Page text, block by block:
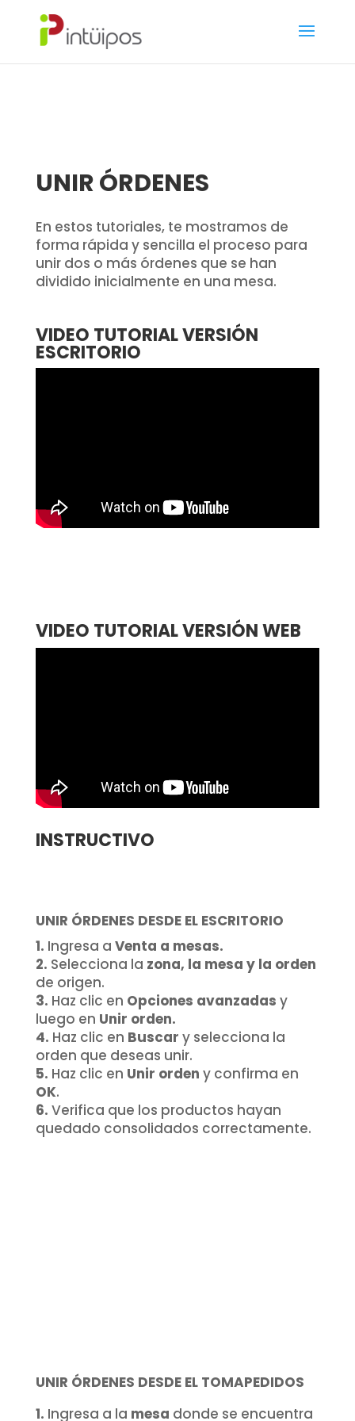
UNIR ÓRDENES
En estos tutoriales, te mostramos de
forma rápida y sencilla el proceso para
unir dos o más órdenes que se han
dividido inicialmente en una mesa.
VIDEO TUTORIAL VERSIÓN
ESCRITORIO
VIDEO TUTORIAL VERSIÓN WEB
INSTRUCTIVO
UNIR ÓRDENES DESDE EL ESCRITORIO
1. Ingresa a Venta a mesas.
2. Selecciona la zona, la mesa y la orden
de origen.
3. Haz clic en Opciones avanzadas y
luego en Unir orden.
4. Haz clic en Buscar y selecciona la
orden que deseas unir.
5. Haz clic en Unir orden y confirma en
OK.
6. Verifica que los productos hayan
quedado consolidados correctamente.
UNIR ÓRDENES DESDE EL TOMAPEDIDOS
1. Ingresa a la mesa donde se encuentra